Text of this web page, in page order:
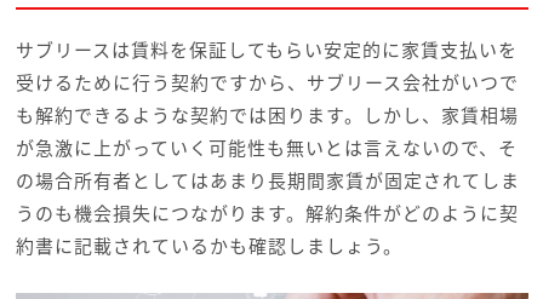
サブリースは賃料を保証してもらい安定的に家賃支払いを
受けるために行う契約ですから、サブリース会社がいつで
も解約できるような契約では困ります。しかし、家賃相場
が急激に上がっていく可能性も無いとは言えないので、そ
の場合所有者としてはあまり長期間家賃が固定されてしま
うのも機会損失につながります。解約条件がどのように契
約書に記載されているかも確認しましょう。